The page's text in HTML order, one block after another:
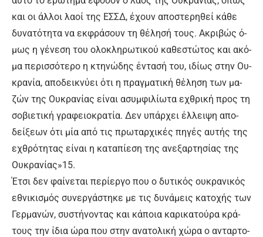
και οι άλ­λοι λα­οί της ΕΣ­ΣΔ, έ­χουν α­πο­στε­ρη­θεί κά­θε
δυ­να­τό­τη­τα να εκ­φρά­σουν τη θέ­λη­σή τους. Α­κρι­βώς ό­
μως η γέ­νε­ση του ο­λο­κλη­ρω­τι­κού κα­θε­στώ­τος και α­κό­
μα πε­ρισ­σό­τε­ρο η κτη­νώ­δης έ­ντα­σή του, ι­δί­ως στην Ου­
κρα­νί­α, α­πο­δει­κνύ­ει ό­τι η πραγ­μα­τι­κή θέ­λη­ση των μα­
ζών της Ου­κρα­νί­ας εί­ναι α­συμ­φι­λί­ω­τα ε­χθρι­κή προς τη
σο­βιε­τι­κή γρα­φειο­κρα­τί­α. Δεν υ­πάρ­χει έλ­λει­ψη α­πο­
δεί­ξε­ων ό­τι μί­α α­πό τις πρω­ταρ­χι­κές πη­γές αυ­τής της
ε­χθρό­τη­τας εί­ναι η κα­τα­πί­ε­ση της α­νε­ξαρ­τη­σί­ας της
Ου­κρα­νί­ας»15.
Έ­τσι δεν φαί­νε­ται πε­ρί­ερ­γο που ο δυ­τι­κός ου­κρα­νι­κός
ε­θνι­κι­σμός συ­νερ­γά­στη­κε με τις δυ­νά­μεις κα­το­χής των
Γερ­μα­νών, συ­στή­νο­ντας και κά­ποια κα­ρι­κα­τού­ρα κρά­
τους την ί­δια ώ­ρα που στην α­να­το­λι­κή χώ­ρα ο α­νταρ­το­